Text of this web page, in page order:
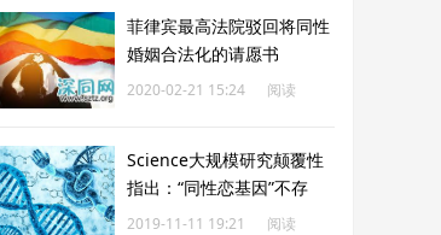
菲律宾最高法院驳回将同性
婚姻合法化的请愿书
2020-02-21 15:24
阅读
Science大规模研究颠覆性
指出：“同性恋基因”不存
在？
2019-11-11 19:21
阅读